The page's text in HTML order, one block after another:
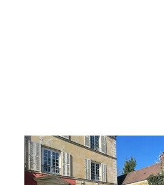
PRESLES 95
102,02 m2 , 3 pièces
Ref : 679534